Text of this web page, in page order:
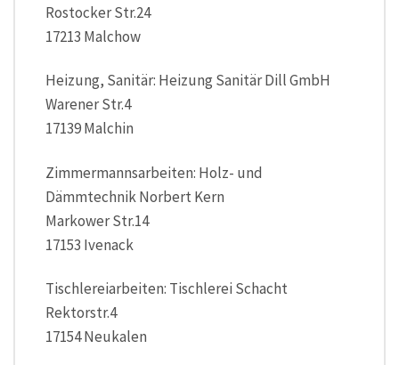
Rostocker Str.24
17213 Malchow
Heizung, Sanitär: Heizung Sanitär Dill GmbH
Warener Str.4
17139 Malchin
Zimmermannsarbeiten: Holz- und
Dämmtechnik Norbert Kern
Markower Str.14
17153 Ivenack
Tischlereiarbeiten: Tischlerei Schacht
Rektorstr.4
17154 Neukalen